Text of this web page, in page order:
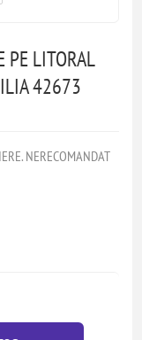
PE LITORAL
42673
NERECOMANDAT